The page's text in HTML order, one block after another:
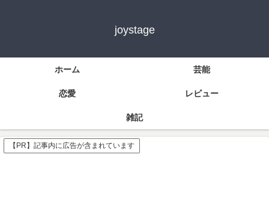
joystage
ホーム 芸能
恋愛 レビュー
雑記
【PR】記事内に広告が含まれています